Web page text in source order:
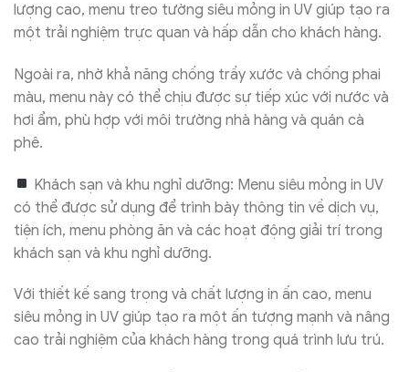
lượng cao, menu treo tường siêu mỏng in UV giúp tạo ra
một trải nghiệm trực quan và hấp dẫn cho khách hàng.
Ngoài ra, nhờ khả năng chống trầy xước và chống phai
màu, menu này có thể chịu được sự tiếp xúc với nước và
hơi ẩm, phù hợp với môi trường nhà hàng và quán cà
phê.
Khách sạn và khu nghỉ dưỡng: Menu siêu mỏng in UV
có thể được sử dụng để trình bày thông tin về dịch vụ,
tiện ích, menu phòng ăn và các hoạt động giải trí trong
khách sạn và khu nghỉ dưỡng.
Với thiết kế sang trọng và chất lượng in ấn cao, menu
siêu mỏng in UV giúp tạo ra một ấn tượng mạnh và nâng
cao trải nghiệm của khách hàng trong quá trình lưu trú.